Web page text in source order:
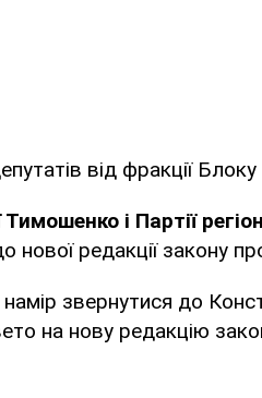
від фракції
і Партії
редакції закону
звернутися до
на нову редакцію